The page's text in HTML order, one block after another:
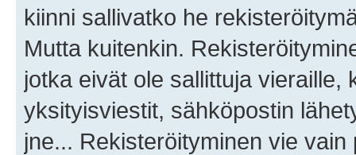
kiinni sallivatko he
Mutta kuitenkin.
jotka eivät ole sallittuja vieraille,
yksityisviestit, sähköpostin
jne... Rekisteröityminen vie